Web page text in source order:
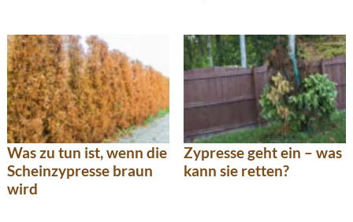
Was zu tun ist, wenn die
Scheinzypresse braun
wird
Zypresse geht ein – was
kann sie retten?